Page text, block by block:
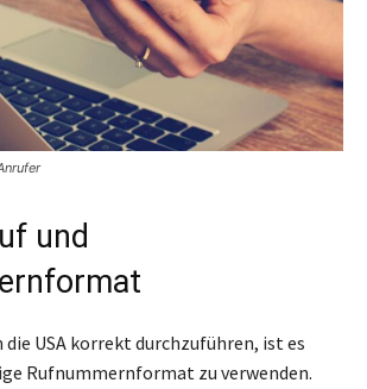
und
die USA korrekt durchzuführen, ist es
Rufnummernformat zu verwenden.